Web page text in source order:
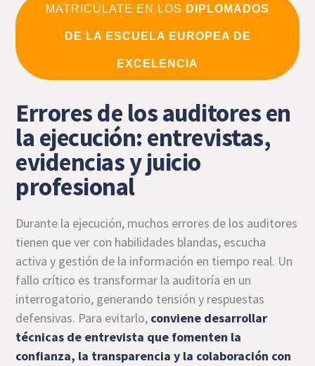
MATRICÚLATE EN LOS DIPLOMADOS
DE LA ESCUELA EUROPEA DE
EXCELENCIA
Errores de los auditores en
la ejecución: entrevistas,
evidencias y juicio
profesional
Durante la ejecución, muchos errores de los auditores
tienen que ver con habilidades blandas, escucha
activa y gestión de la información en tiempo real. Un
fallo crítico es transformar la auditoría en un
interrogatorio, generando tensión y respuestas
defensivas. Para evitarlo, conviene desarrollar
técnicas de entrevista que fomenten la
confianza, la transparencia y la colaboración con